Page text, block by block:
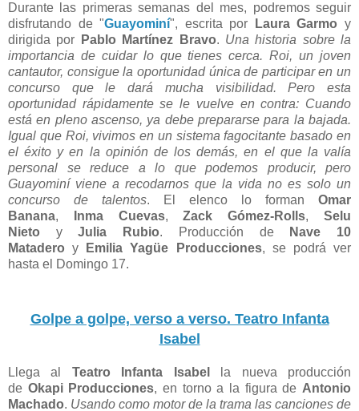
Durante las primeras semanas del mes, podremos seguir
disfrutando de "Guayominí", escrita por Laura Garmo y
dirigida por
Pablo Martínez Bravo. Una historia sobre la
importancia de cuidar lo que tienes cerca. Roi, un joven
cantautor, consigue la oportunidad única de participar en un
concurso que le dará mucha visibilidad. Pero esta
oportunidad rápidamente se le vuelve en contra: Cuando
está en pleno ascenso, ya debe prepararse para la bajada.
Igual que Roi, vivimos en un sistema fagocitante basado en
el éxito y en la opinión de los demás, en el que la valía
personal se reduce a lo que podemos producir, pero
Guayominí viene a recodarnos que la vida no es solo un
concurso de talentos. El elenco lo forman Omar
Banana, Inma Cuevas,Zack Gómez-Rolls,Selu
Nieto yJulia Rubio. Producción de
Nave 10
Matadero y Emilia Yagüe Producciones, se podrá ver
hasta el Domingo 17.
Golpe a golpe, verso a verso. Teatro Infanta
Isabel
Llega al Teatro Infanta Isabel
la nueva producción
de Okapi Producciones, en torno a la figura de Antonio
Machado. Usando como motor de la trama las canciones de